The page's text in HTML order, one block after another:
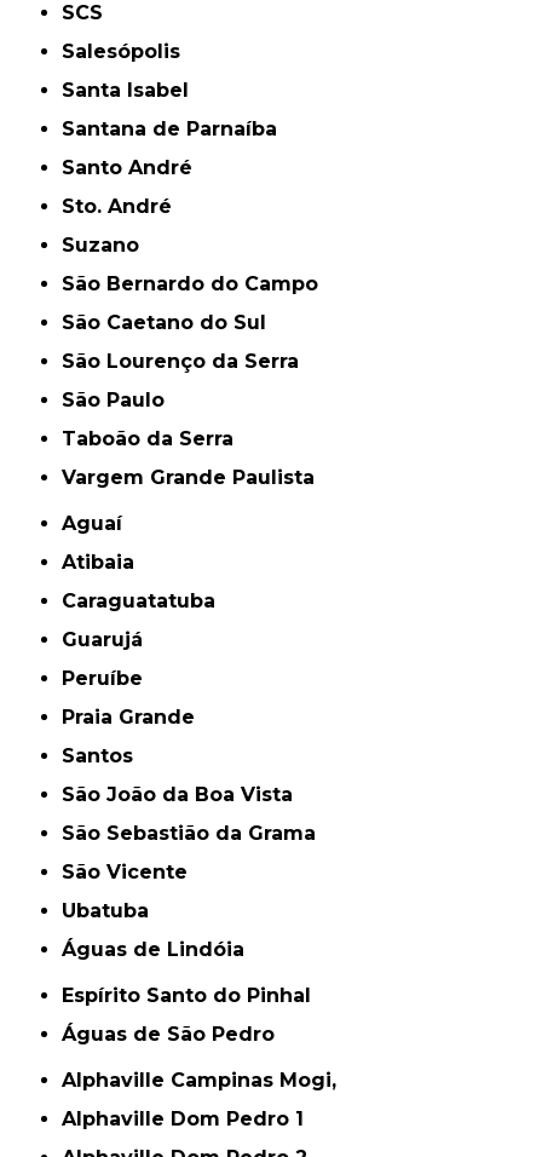
SCS
Salesópolis
Santa Isabel
Santana de Parnaíba
Santo André
Sto. André
Suzano
São Bernardo do Campo
São Caetano do Sul
São Lourenço da Serra
São Paulo
Taboão da Serra
Vargem Grande Paulista
Aguaí
Atibaia
Caraguatatuba
Guarujá
Peruíbe
Praia Grande
Santos
São João da Boa Vista
São Sebastião da Grama
São Vicente
Ubatuba
Águas de Lindóia
Espírito Santo do Pinhal
Águas de São Pedro
Alphaville Campinas Mogi,
Alphaville Dom Pedro 1